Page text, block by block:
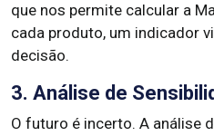
que nos permite calcular a
cada produto, um indicador
decisão.
3. Análise de
O futuro é incerto. A análise